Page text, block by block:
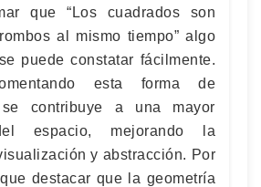
que “Los cuadrados son
al mismo tiempo” algo
puede constatar fácilmente.
esta forma de
se contribuye a una mayor
espacio, mejorando la
y abstracción. Por
destacar que la geometría